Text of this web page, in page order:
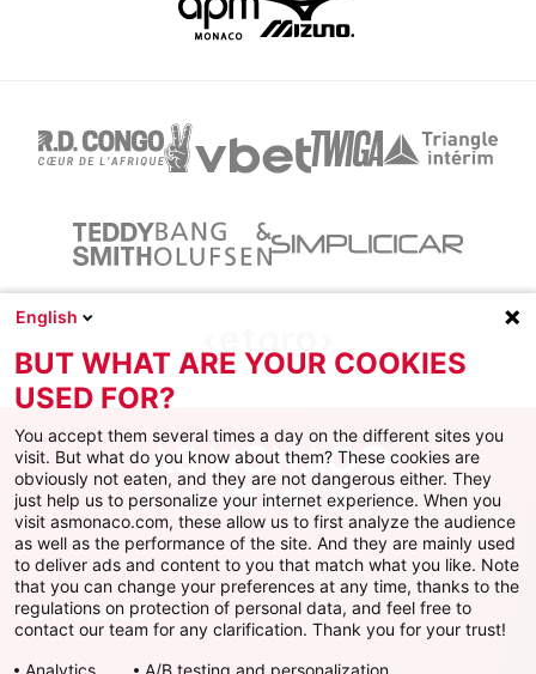
Facebook
X Instagram
YoutubeTikTokTwitch
AS MONACO
English
BUT WHAT ARE YOUR COOKIES
USED FOR?
You accept them several times a day on the different sites you
visit. But what do you know about them? These cookies are
obviously not eaten, and they are not dangerous either. They
just help us to personalize your internet experience. When you
visit asmonaco.com, these allow us to first analyze the audience
as well as the performance of the site. And they are mainly used
to deliver ads and content to you that match what you like. Note
that you can change your preferences at any time, thanks to the
regulations on protection of personal data, and feel free to
contact our team for any clarification. Thank you for your trust!
Analytics
A/B testing and personalization